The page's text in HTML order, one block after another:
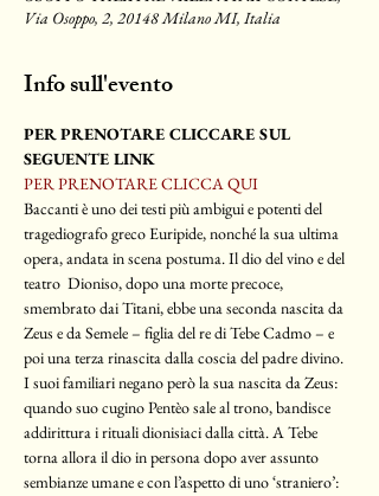
Via Osoppo, 2, 20148 Milano MI, Italia
Info sull'evento
PER PRENOTARE CLICCARE SUL
SEGUENTE LINK
PER PRENOTARE CLICCA QUI
Baccanti è uno dei testi più ambigui e potenti del
tragediografo greco Euripide, nonché la sua ultima
opera, andata in scena postuma. Il dio del vino e del
teatro  Dioniso, dopo una morte precoce,
smembrato dai Titani, ebbe una seconda nascita da
Zeus e da Semele – figlia del re di Tebe Cadmo – e
poi una terza rinascita dalla coscia del padre divino.
I suoi familiari negano però la sua nascita da Zeus:
quando suo cugino Pentèo sale al trono, bandisce
addirittura i rituali dionisiaci dalla città. A Tebe
torna allora il dio in persona dopo aver assunto
sembianze umane e con l’aspetto di uno ‘straniero’: